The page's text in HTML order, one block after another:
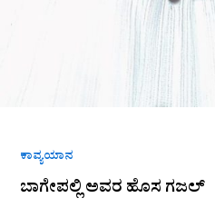
ಕಾವ್ಯಯಾನ
ಬಾಗೇಪಲ್ಲಿ ಅವರ ಹೊಸ ಗಜಲ್